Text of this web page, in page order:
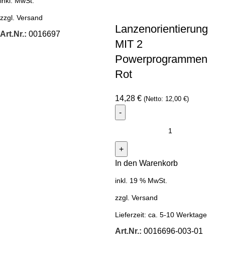
zzgl. Versand
Art.Nr.: 0016697
Lanzenorientierung
MIT 2
Powerprogrammen
Rot
14,28 € (Netto: 12,00 €)
In den Warenkorb
inkl. 19 % MwSt.
zzgl. Versand
Lieferzeit: ca. 5-10 Werktage
Art.Nr.: 0016696-003-01